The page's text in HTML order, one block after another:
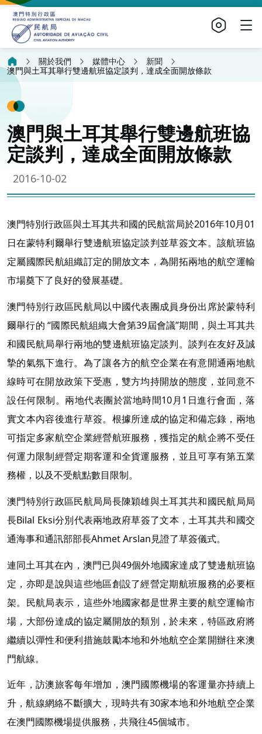
關於我們 媒體中心
新聞
澳門與土耳其舉行雙邊航班協定談判，達成全面開放條款
澳門與土耳其舉行雙邊航班協
定談判，達成全面開放條款
2016-10-02
澳門特別行政區與土耳其共和國的民航當局於2016年10月01
日在蒙特利爾舉行雙邊航班協定談判並草簽文本。該航班協
定屬國際民航組織訂定的開放文本，為開拓兩地的航空運輸
市場奠下了良好的發展基礎。
澳門特別行政區民航局以中國代表團成員身份出席於蒙特利
爾舉行的 “國際民航組織大會第39屆會議”期間，與土耳其共
和國民航局舉行兩地的雙邊航班協定談判。談判在友好及誠
摯的氣氛下進行。為了讓各方的航空企業在有意開通兩地航
線時可在開放政策下受惠，雙方均持開放的態度，並同意不
設任何限制。兩地代表團於當地時間10月1日進行會面，落
實文本內容後進行草簽。根據所達成的協定和備忘錄，兩地
可指定多家航空企業經營航班服務，獲指定的航企將不受任
何運力限制經營定期客運和全貨運服務，並且可享有第五業
務權，以及不受航點數目限制。
澳門特別行政區民航局局長陳穎雄與土耳其共和國民航局局
長Bilal Eksi分別代表兩地政府草簽了文本，土耳其共和國交
通海事和通訊部部長Ahmet Arslan見證了草簽儀式。
連同土耳其在內，澳門已與49個外地國家達成了雙邊航班協
定，亦即是說與這些地區創設了經營定期航班服務的必要框
架。民航局表示，這些外地國家都是世界主要的航空運輸市
場，大部份達成的協定屬開放的類別，於未來，特區政府將
繼續以彈性和便利措施鼓勵本地和外地航空企業開辦往來澳
門航線。
近年，訪澳旅客每年增加，澳門國際機場的客運量亦持續上
升，航線網絡不斷擴大，現時共有30家本地和外地航空企業
在澳門國際機場提供服務，共飛往45個城市。